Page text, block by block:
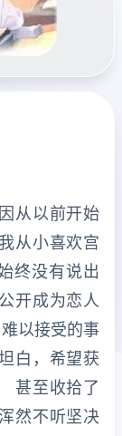
从以前开始
从小喜欢宫
终没有说出
开成为恋人
以接受的事
白，希望获
甚至收拾了
然不听坚决